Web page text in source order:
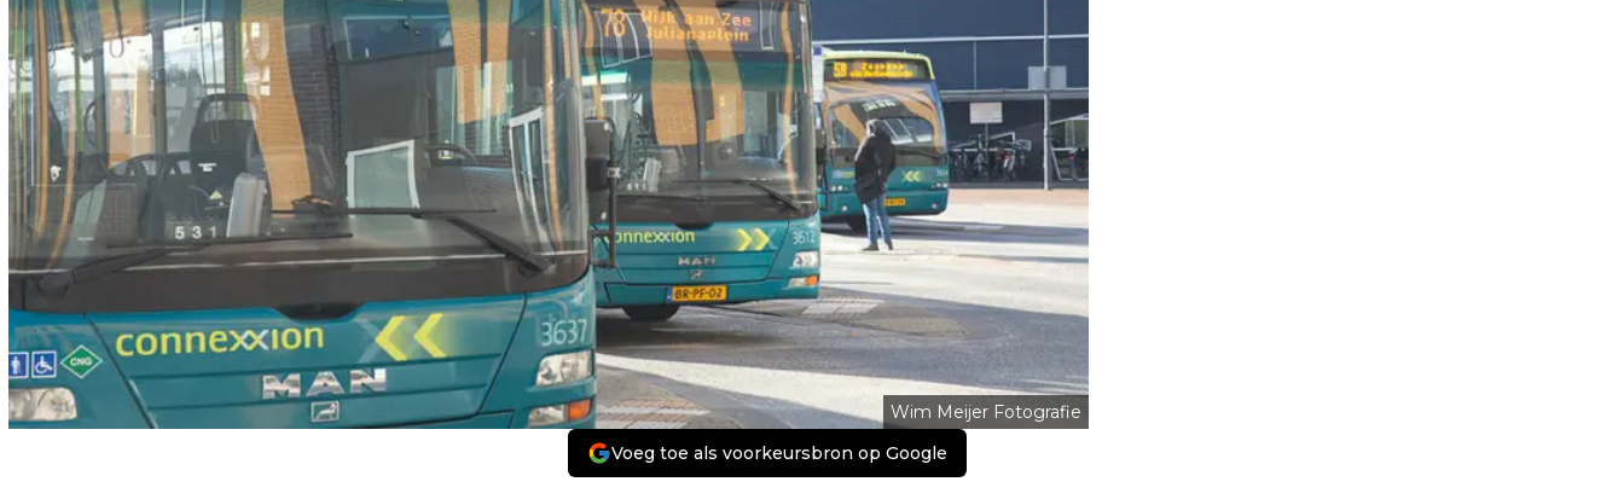
Wim Meijer Fotografie
Voeg toe als voorkeursbron op Google